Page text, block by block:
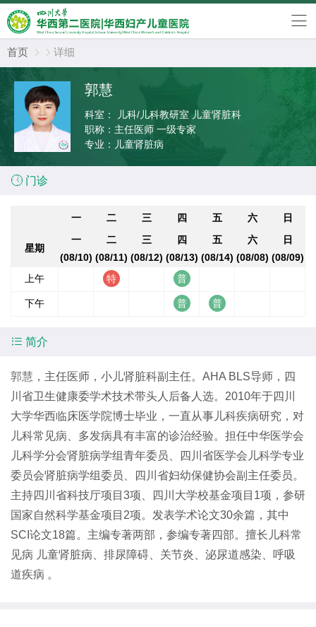
首页   详细
郭慧
科室：
儿科/儿科教研室 儿童肾脏科
职称： 主任医师 一级专家
专业： 儿童肾脏病
 门诊
一 二 三 四 五 六 日
星期
一
(08/10)
二
(08/11)
三
(08/12)
四
(08/13)
五
(08/14)
六
(08/08)
日
(08/09)
上午
下午
 简介
郭慧 ，主任医师，小儿肾脏科副主任。AHA BLS导师，四
川省卫生健康委学术技术带头人后备人选。2010年于四川
大学华西临床医学院博士毕业，一直从事儿科疾病研究，对
儿科常见病、多发病具有丰富的诊治经验。担任中华医学会
儿科学分会肾脏病学组青年委员、四川省医学会儿科学专业
委员会肾脏病学组委员、四川省妇幼保健协会副主任委员。
主持四川省科技厅项目3项、四川大学校基金项目1项，参研
国家自然科学基金项目2项。发表学术论文30余篇，其中
SCI论文18篇。主编专著两部，参编专著四部。擅长儿科常
见病 儿童肾脏病、排尿障碍、关节炎、泌尿道感染、呼吸
道疾病 。